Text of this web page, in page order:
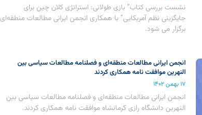
نشست بررسی کتاب” بازی طولانی: استراتژی کلان چین برای
جایگزینی نظم آمریکایی” با همکاری انجمن ایرانی مطالعات منطقه‌ای
برگزار می شود.
انجمن ایرانی مطالعات منطقه‌ای و فصلنامه‌ مطالعات سیاسی بین
النهرین‌ موافقت نامه همکاری کردند
۱۷ بهمن ۱۴۰۲
انجمن ایرانی مطالعات منطقه‌ای و فصلنامه‌ مطالعات سیاسی بین
النهرین‌ دانشگاه رازی کرمانشاه موافقت نامه همکاری کردند.